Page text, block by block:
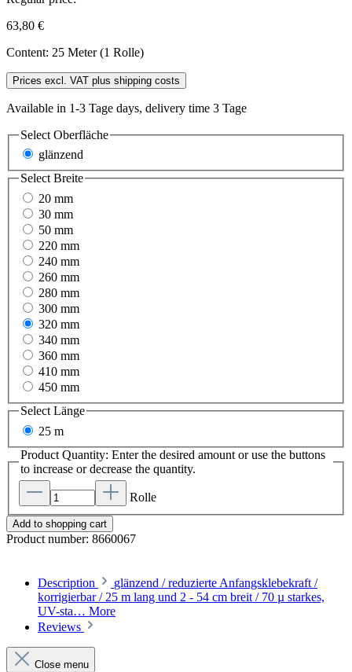
63,80 €
Content: 25 Meter (1 Rolle)
Prices excl. VAT plus shipping costs
Available in 1-3 Tage days, delivery time 3 Tage
Select Oberfläche
glänzend
SelectBreite
20 mm
30 mm
50 mm
220 mm
240 mm
260 mm
280 mm
300 mm
320 mm
340 mm
360 mm
410 mm
450 mm
Select Länge
25 m
Product Quantity: Enter the desired amount or use the buttons
to increase or decrease the quantity.
Rolle
Add to shopping cart
Product number: 8660067
Description
glänzend / reduzierte Anfangsklebekraft /
korrigierbar / 25 m lang und 2 - 54 cm breit / 70 µ starkes,
UV-sta… More
Reviews
Close menu